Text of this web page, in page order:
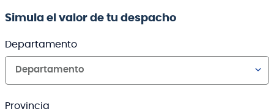
Simula el valor de tu despacho
Departamento
Departamento
Provincia